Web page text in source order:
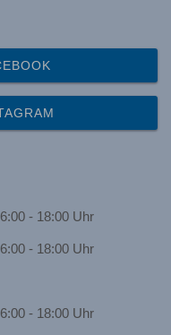
- 18:00 Uhr
- 18:00 Uhr
- 18:00 Uhr